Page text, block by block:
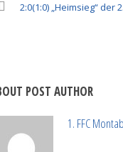
2:0(1:0) „Heimsieg“
POST AUTHOR
1. FFC